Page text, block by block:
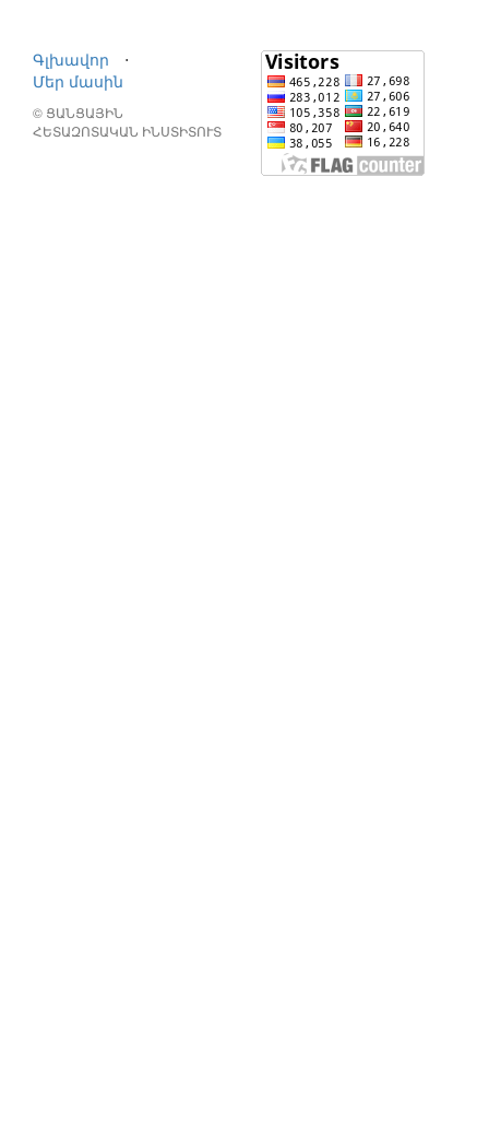
Գլխավոր
⋅
Մեր մասին
© ՑԱՆՑԱՅԻՆ
ՀԵՏԱԶՈՏԱԿԱՆ ԻՆՍՏԻՏՈՒՏ